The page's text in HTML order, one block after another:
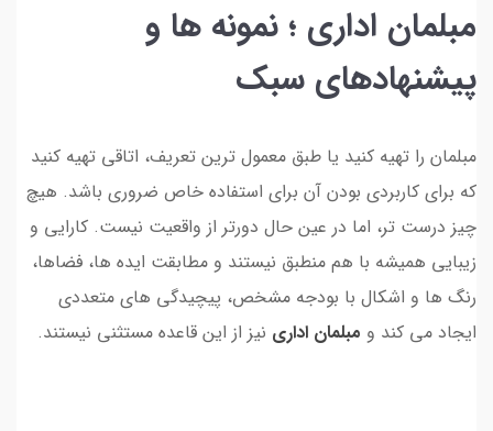
مبلمان اداری ؛ نمونه ها و
پیشنهادهای سبک
مبلمان را تهیه کنید یا طبق معمول ترین تعریف، اتاقی تهیه کنید
که برای کاربردی بودن آن برای استفاده خاص ضروری باشد. هیچ
چیز درست تر، اما در عین حال دورتر از واقعیت نیست. کارایی و
زیبایی همیشه با هم منطبق نیستند و مطابقت ایده ها، فضاها،
رنگ ها و اشکال با بودجه مشخص، پیچیدگی های متعددی
ایجاد می کند و مبلمان اداری نیز از این قاعده مستثنی نیستند.